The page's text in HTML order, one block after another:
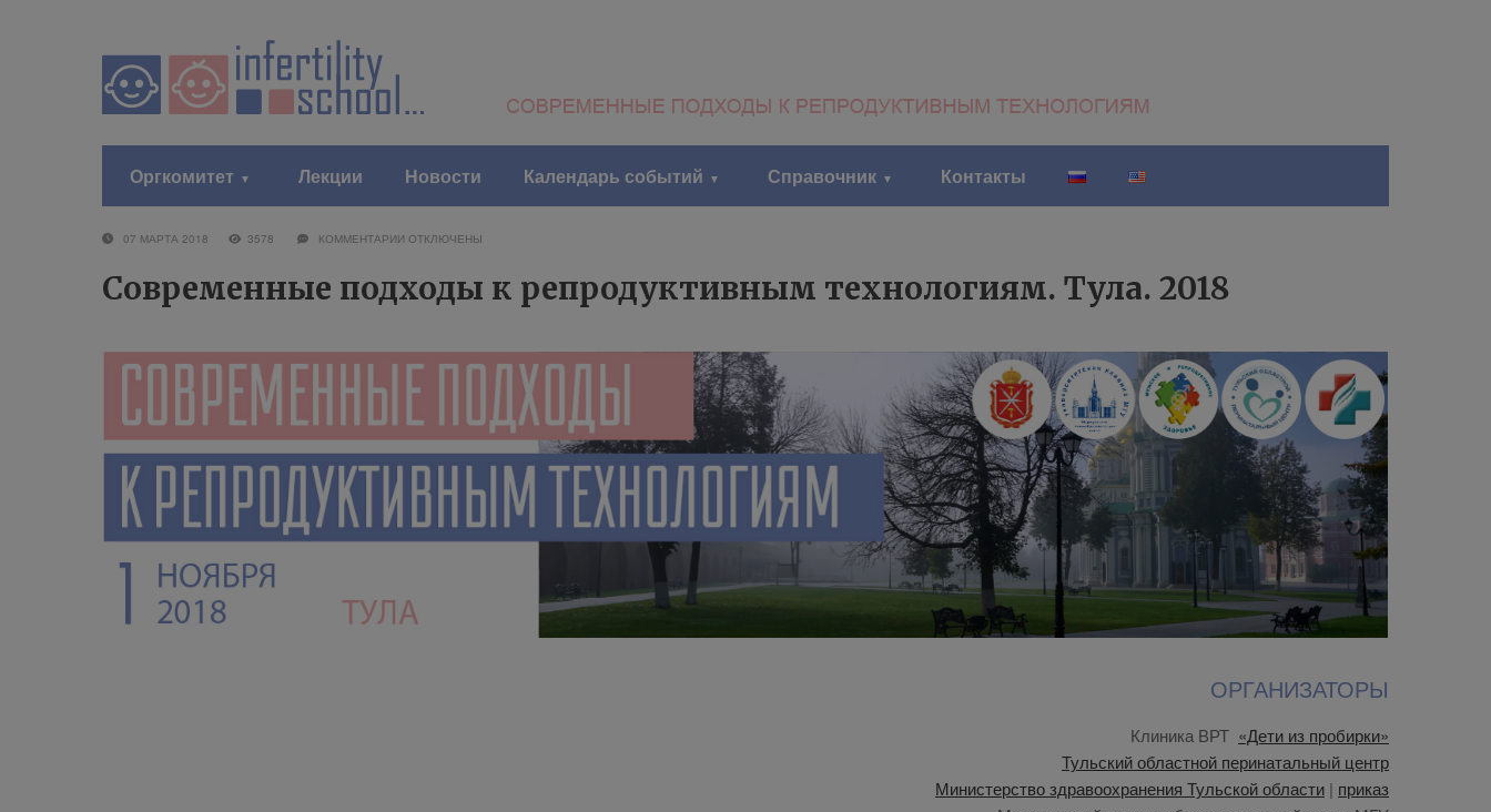
Оргкомитет Лекции Новости Календарь событий Справочник Контакты
07 МАРТА 2018 3578 КОММЕНТАРИИ ОТКЛЮЧЕНЫ
Современные подходы к репродуктивным технологиям. Тула. 2018
ОРГАНИЗАТОРЫ
Клиника ВРТ «Дети из пробирки»
Тульский областной перинатальный центр
Министерство здравоохранения Тульской области | приказ